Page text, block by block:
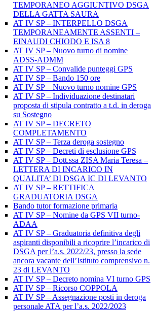
TEMPORANEO AGGIUNTIVO DSGA
DELLA GATTA SAURA
AT IV SP – INTERPELLO DSGA
TEMPORANEAMENTE ASSENTI –
EINAUDI CHIODO E ISA 8
AT IV SP – Nuovo turno di nomine
ADSS-ADMM
AT IV SP – Convalide punteggi GPS
AT IV SP – Bando 150 ore
AT IV SP – Nuovo turno nomine GPS
AT IV SP – Individuazione destinatari
proposta di stipula contratto a t.d. in deroga
su Sostegno
AT IV SP – DECRETO
COMPLETAMENTO
AT IV SP – Terza deroga sostegno
AT IV SP – Decreti di esclusione GPS
AT IV SP – Dott.ssa ZISA Maria Teresa –
LETTERA DI INCARICO IN
QUALITA’ DI DSGA IC DI LEVANTO
AT IV SP – RETTIFICA
GRADUATORIA DSGA
Bando tutor formazione primaria
AT IV SP – Nomine da GPS VII turno-
ADAA
AT IV SP – Graduatoria definitiva degli
aspiranti disponibili a ricoprire l’incarico di
DSGA per l’a.s. 2022/23, presso la sede
ancora vacante dell’Istituto comprensivo n.
23 di LEVANTO
AT IV SP – Decreto nomina VI turno GPS
AT IV SP – Ricorso COPPOLA
AT IV SP – Assegnazione posti in deroga
personale ATA per l’a.s. 2022/2023